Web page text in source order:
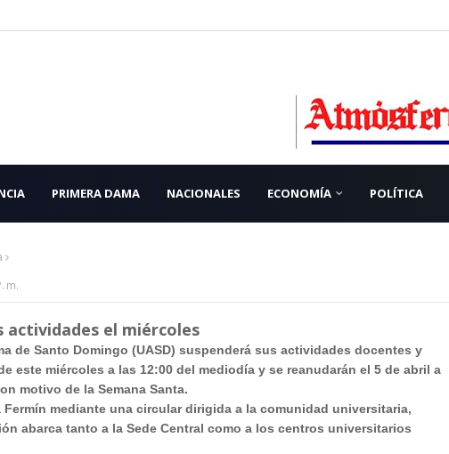
PRIMERA DAMA NACIONALES ECONOMÍA POLÍTICA
M.
actividades el miércoles
de Santo Domingo (UASD) suspenderá sus actividades docentes y
este miércoles a las 12:00 del mediodía y se reanudarán el 5 de abril a
motivo de la Semana Santa.
Fermín mediante una circular dirigida a la comunidad universitaria,
abarca tanto a la Sede Central como a los centros universitarios